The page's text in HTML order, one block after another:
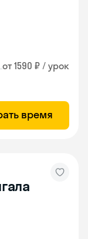
от 1590 ₽ / урок
время